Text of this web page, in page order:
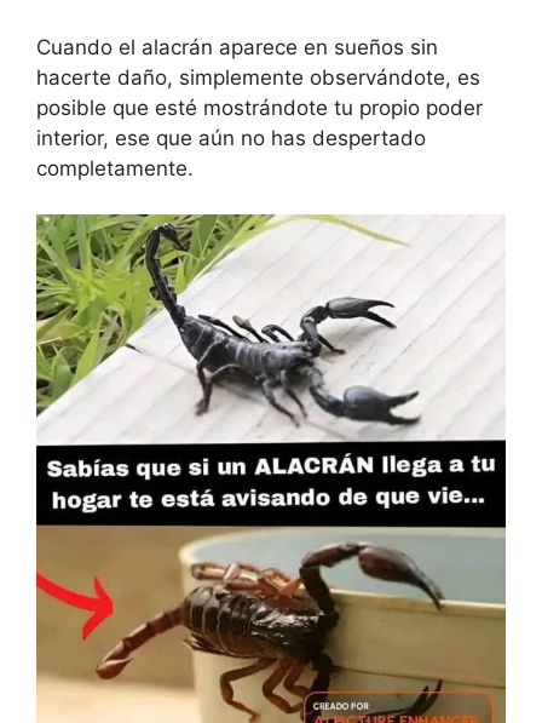
Cuando el alacrán aparece en sueños sin
hacerte daño, simplemente observándote, es
posible que esté mostrándote tu propio poder
interior, ese que aún no has despertado
completamente.